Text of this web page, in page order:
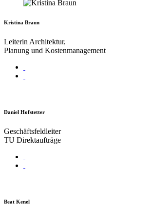
Kristina Braun
Leiterin Architektur,
Planung und Kostenmanagement
Daniel Hofstetter
Geschäftsfeldleiter
TU Direktaufträge
Beat Kenel